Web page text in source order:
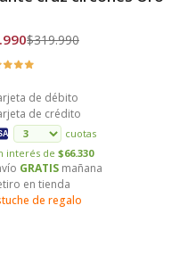
Gratis
$319.990
de débito
de crédito
cuotas
interés de $66.330
GRATIS mañana
en tienda
de regalo